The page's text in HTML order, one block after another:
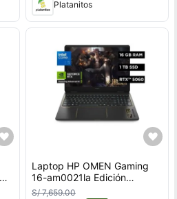
Platanitos
Laptop HP OMEN Gaming
16-am0021la Edición
League of Legends, Intel
S/ 7,659.00